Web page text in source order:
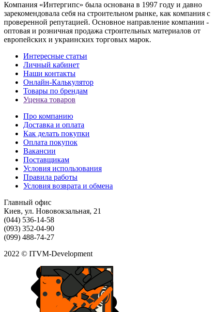
Компания «Интергипс» была основана в 1997 году и давно
зарекомендовала себя на строительном рынке, как компания с
проверенной репутацией. Основное направление компании -
оптовая и розничная продажа строительных материалов от
европейских и украинских торговых марок.
Интересные статьи
Личный кабинет
Наши контакты
Онлайн-Калькулятор
Товары по брендам
Уценка товаров
Про компанию
Доставка и оплата
Как делать покупки
Оплата покупок
Вакансии
Поставщикам
Условия использования
Правила работы
Условия возврата и обмена
Главный офис
Киев, ул. Нововокзальная, 21
(044) 536-14-58
(093) 352-04-90
(099) 488-74-27
2022 © ITVM-Development